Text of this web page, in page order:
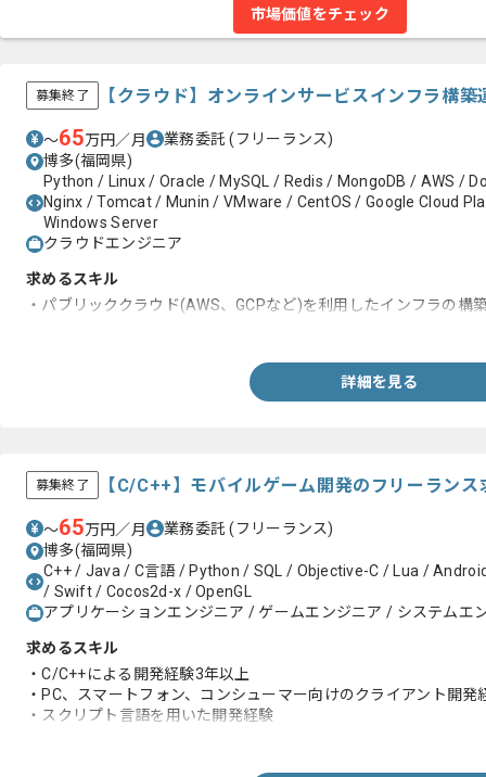
市場価値をチェック
募集終了 【クラウド】オンラインサービスインフラ構
〜65万円／月 業務委託(フリーランス)
博多(福岡県)
Python / Linux / Oracle / MySQL / Redis / MongoDB / AWS /
Nginx / Tomcat / Munin / VMware / CentOS / Google Cloud
Windows Server
クラウドエンジニア
求めるスキル
・パブリッククラウド(AWS、GCPなど)を利用したインフラの構
詳細を見る
募集終了 【C/C++】モバイルゲーム開発のフリーランス
〜65万円／月 業務委託(フリーランス)
博多(福岡県)
C++ / Java / C言語 / Python / SQL / Objective-C / Lua /
/ Swift / Cocos2d-x / OpenGL
アプリケーションエンジニア / ゲームエンジニア / システムエ
求めるスキル
・C/C++による開発経験3年以上
・PC、スマートフォン、コンシューマー向けのクライアント開発
・スクリプト言語を用いた開発経験